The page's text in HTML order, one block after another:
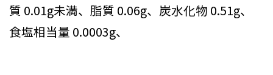
質 0.01g未満、脂質 0.06g、炭水化物 0.51g、
食塩相当量 0.0003g、